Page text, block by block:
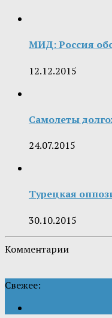
МИД: Россия
12.12.2015
Самолеты
24.07.2015
Турецкая
30.10.2015
Комментарии
Свежее: